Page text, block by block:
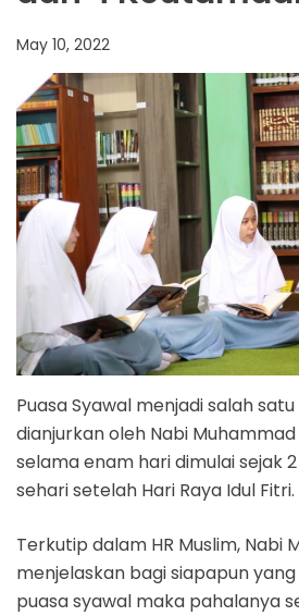
May 10, 2022
Puasa Syawal menjadi salah
dianjurkan oleh Nabi
selama enam hari dimulai sejak
sehari setelah Hari Raya Idul Fitri.
Terkutip dalam HR Muslim, Nabi
menjelaskan bagi siapapun
puasa syawal maka pahalanya